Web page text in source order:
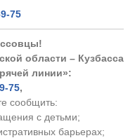
75
области – Кузбасса
линии»:
75,
сообщить:
с детьми;
барьерах;